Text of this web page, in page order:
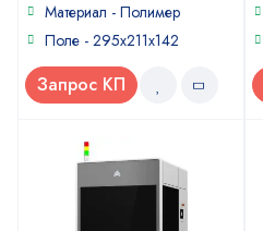
Материал - Полимер
Поле - 295x211x142
Запрос КП